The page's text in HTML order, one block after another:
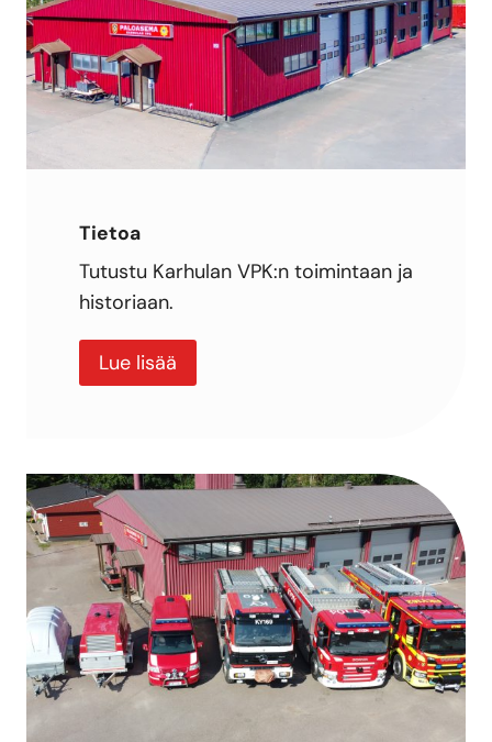
Tietoa
Tutustu Karhulan VPK:n toimintaan ja
historiaan.
Lue lisää